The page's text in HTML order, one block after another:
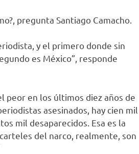
pregunta Santiago Camacho.
y el primero donde sin
es México”, responde
peor en los últimos diez años de
asesinados, hay cien mil
mil desaparecidos. Esa es la
del narco, realmente, son